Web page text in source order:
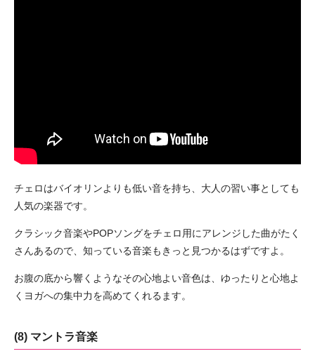
チェロはバイオリンよりも低い音を持ち、大人の習い事としても
人気の楽器です。
クラシック音楽やPOPソングをチェロ用にアレンジした曲がたく
さんあるので、知っている音楽もきっと見つかるはずですよ。
お腹の底から響くようなその心地よい音色は、ゆったりと心地よ
くヨガへの集中力を高めてくれるます。
(8) マントラ音楽